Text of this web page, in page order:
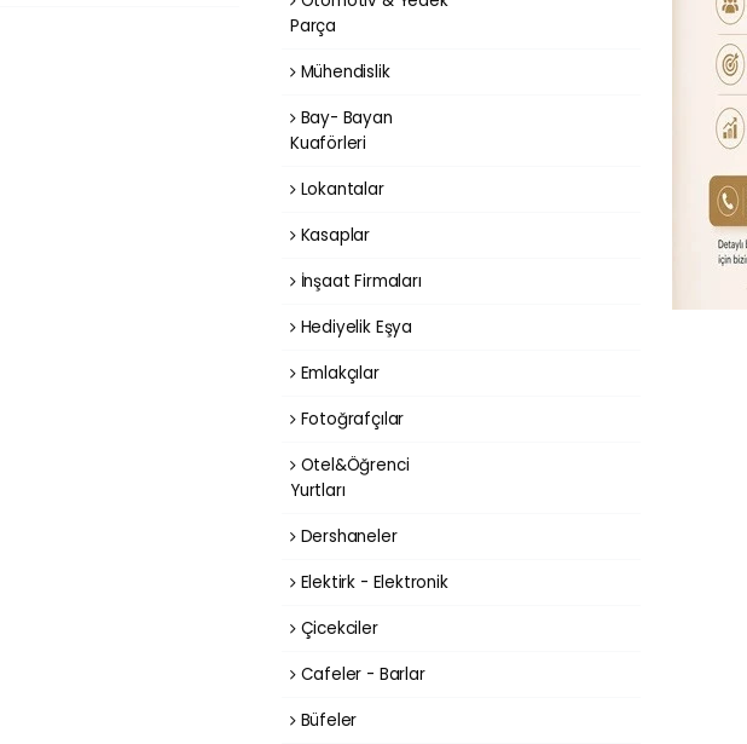
Parça
Mühendislik
Bay- Bayan
Kuaförleri
Lokantalar
Kasaplar
İnşaat Firmaları
Hediyelik Eşya
Emlakçılar
Fotoğrafçılar
Otel&Öğrenci
Yurtları
Dershaneler
Elektirk - Elektronik
Çicekciler
Cafeler - Barlar
Büfeler